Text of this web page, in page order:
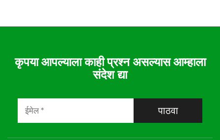
कृपया आपल्याला काही प्रश्न असल्यास आम्हाला
संदेश द्या
पाठवा